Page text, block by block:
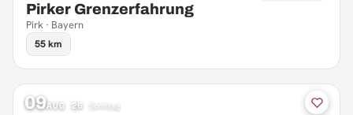
Pirker Grenzerfahrung
Pirk · Bayern
55 km
09AUG 26 Sonntag